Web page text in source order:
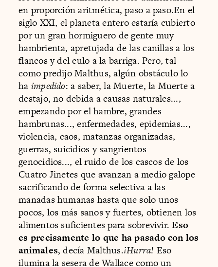
en proporción aritmética, paso a paso.En el
siglo XXI, el planeta entero estaría cubierto
por un gran hormiguero de gente muy
hambrienta, apretujada de las canillas a los
flancos y del culo a la barriga. Pero, tal
como predijo Malthus, algún obstáculo lo
ha impedido: a saber, la Muerte, la Muerte a
destajo, no debida a causas naturales...,
empezando por el hambre, grandes
hambrunas..., enfermedades, epidemias...,
violencia, caos, matanzas organizadas,
guerras, suicidios y sangrientos
genocidios..., el ruido de los cascos de los
Cuatro Jinetes que avanzan a medio galope
sacrificando de forma selectiva a las
manadas humanas hasta que solo unos
pocos, los más sanos y fuertes, obtienen los
alimentos suficientes para sobrevivir. Eso
es precisamente lo que ha pasado con los
animales, decía Malthus.¡Hurra! Eso
ilumina la sesera de Wallace como un